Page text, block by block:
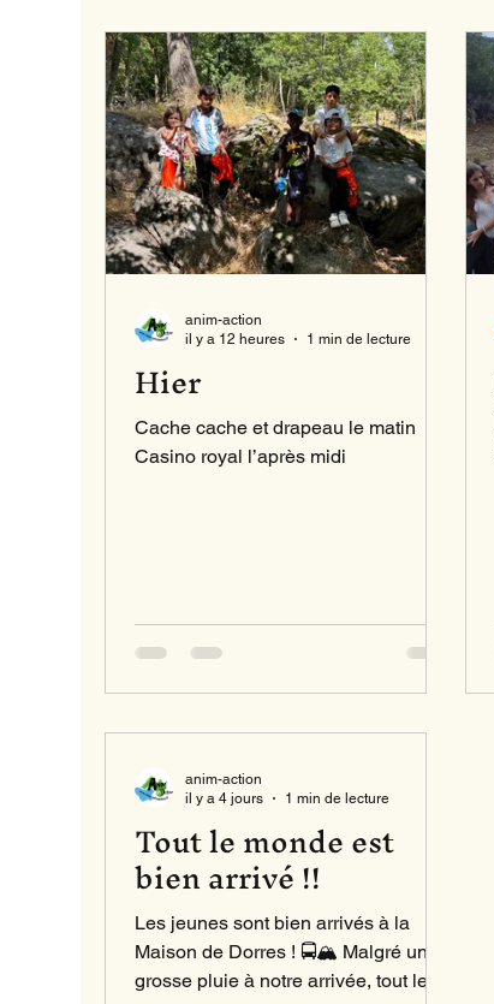
Hier
Cache cache et drapeau le matin
Casino royal l’après midi
anim-action
il y a 12 heures
1 min de lecture
Tout le monde est
bien arrivé !!
Les jeunes sont bien arrivés à la
Maison de Dorres ! 🚍🏔️ Malgré une
grosse pluie à notre arrivée, tout le
anim-action
il y a 4 jours
1 min de lecture